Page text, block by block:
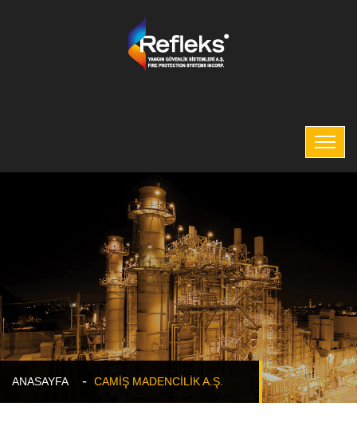
ANASAYFA CAMİŞ MADENCİLİK A.Ş.